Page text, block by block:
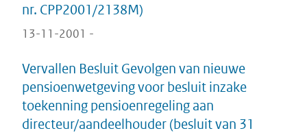
nr. CPP2001/2138M)
13-11-2001 -
Vervallen Besluit Gevolgen van nieuwe
pensioenwetgeving voor besluit inzake
toekenning pensioenregeling aan
directeur/aandeelhouder (besluit van 31